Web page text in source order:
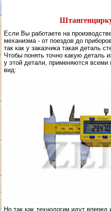
Если Вы работаете на
механизма - от поездов до
так как у заказчика такая деталь
Чтобы понять точно какую деталь
у этой детали, применяются
вид:
Но так как технологии идут